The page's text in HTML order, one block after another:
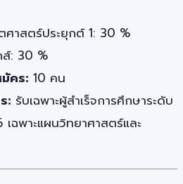
าสตร์ประยุกต์ 1: 30 %
: 30 %
คร: 10 คน
: รับเฉพาะผู้สำเร็จการศึกษาระดับ
ฉพาะแผนวิทยาศาสตร์และ